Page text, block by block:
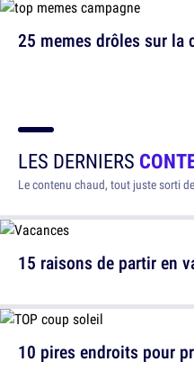
25 memes drôles sur la
LES DERNIERS
Le contenu chaud, tout juste sorti
15 raisons de partir en
10 pires endroits pour